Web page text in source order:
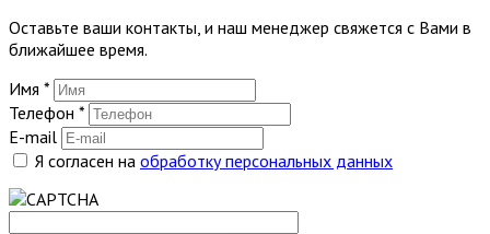
Оставьте ваши контакты, и наш менеджер свяжется с Вами в
ближайшее время.
Имя *
Телефон *
E-mail
Я согласен на обработку персональных данных